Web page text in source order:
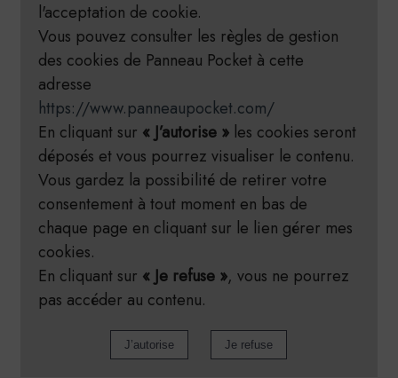
l'acceptation de cookie.
Vous pouvez consulter les règles de gestion
des cookies de Panneau Pocket à cette
adresse
https://www.panneaupocket.com/
En cliquant sur « J’autorise »les cookies seront
déposés et vous pourrez visualiser le contenu.
Vous gardez la possibilité de retirer votre
consentement à tout moment en bas de
chaque page en cliquant sur le lien gérer mes
cookies.
En cliquant sur « Je refuse », vous ne pourrez
pas accéder au contenu.